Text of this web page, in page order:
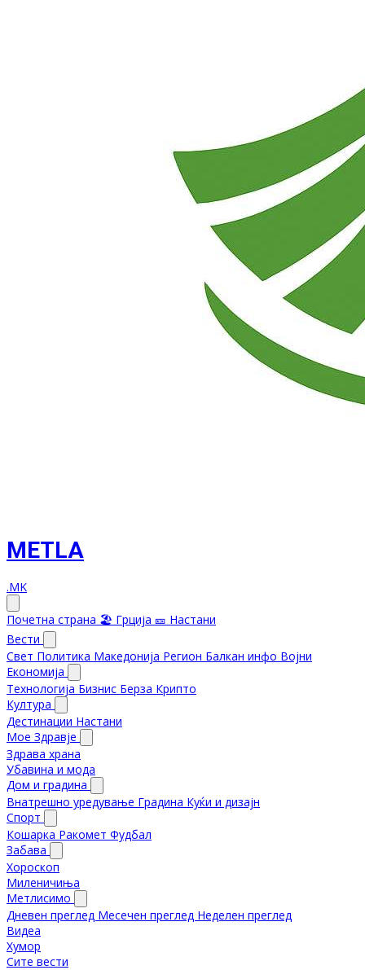
METLA
.MK
Почетна страна 🏖️ Грција 🎫 Настани
Вести
Свет Политика Македонија Регион Балкан инфо Војни
Економија
Технологија Бизнис Берза Крипто
Култура
Дестинации Настани
Мое Здравје
Здрава храна
Убавина и мода
Дом и градина
Внатрешно уредување Градина Куќи и дизајн
Спорт
Кошарка Ракомет Фудбал
Забава
Хороскоп
Миленичиња
Метлисимо
Дневен преглед Месечен преглед Неделен преглед
Видеа
Хумор
Сите вести